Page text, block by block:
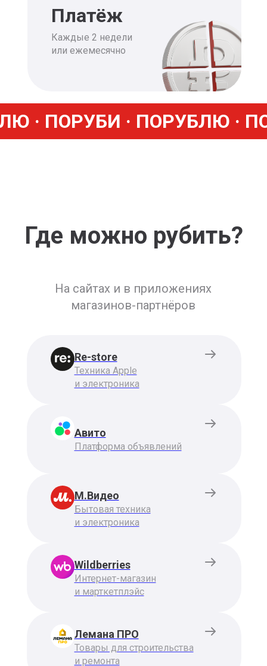
· ПОРУБИ · ПОРУБЛЮ
Платёж
Каждые 2 недели
или ежемесячно
Re-store
Техника Apple
и электроника
Авито
Платформа объявлений
М.Видео
Бытовая техника
и электроника
Wildberries
Интернет-магазин
и марткетплэйс
Лемана ПРО
Товары для строительства
и ремонта
Где можно рубить?
На сайтах и в приложениях
магазинов-партнёров